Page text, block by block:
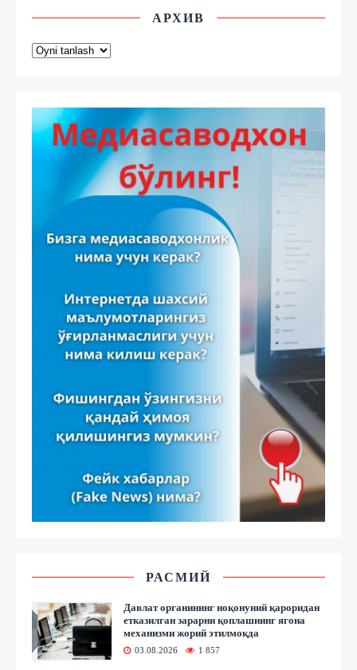
АРХИВ
РАСМИЙ
Давлат органининг ноқонуний қароридан
етказилган зарарни қоплашнинг ягона
механизми жорий этилмоқда
03.08.2026 1 857